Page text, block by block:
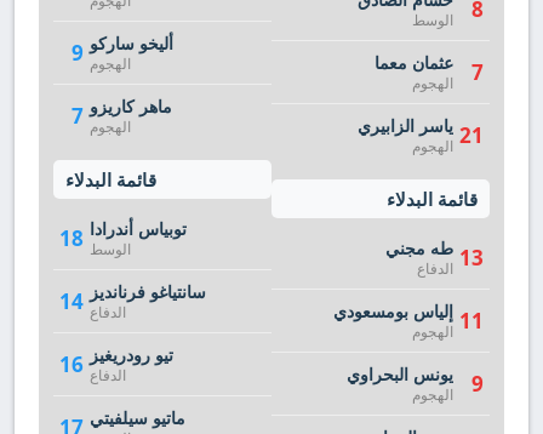
9 أليخو ساركو
الهجوم
7 ماهر كاريزو
الهجوم
قائمة البدلاء
18 توبياس أندرادا
الوسط
14 سانتياغو فرنانديز
الدفاع
16 تيو رودريغيز
الدفاع
17 ماتيو سيلفيتي
8 الوسط
7 عثمان معما
الهجوم
21 ياسر الزابيري
الهجوم
قائمة البدلاء
13 طه مجني
الدفاع
11 إلياس بومسعودي
الهجوم
9 يونس البحراوي
الهجوم